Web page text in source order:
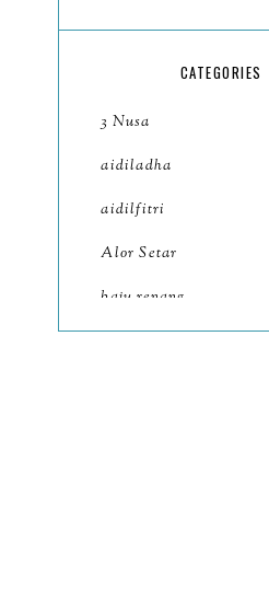
CATEGORIES
3 Nusa
aidiladha
aidilfitri
Alor Setar
baju renang